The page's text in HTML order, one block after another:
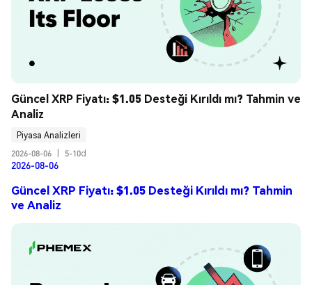
Güncel XRP Fiyatı: $1.05 Desteği Kırıldı mı? Tahmin ve
Analiz
Piyasa Analizleri
2026-08-06
5-10d
2026-08-06
Güncel XRP Fiyatı: $1.05 Desteği Kırıldı mı? Tahmin
ve Analiz